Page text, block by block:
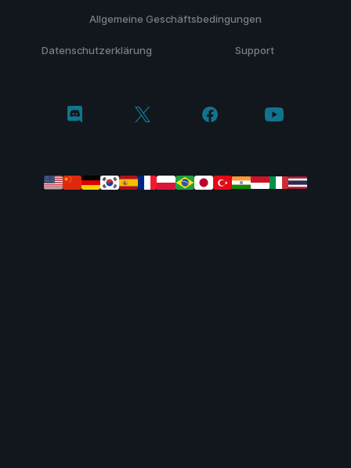
Allgemeine Geschäftsbedingungen
Datenschutzerklärung Support